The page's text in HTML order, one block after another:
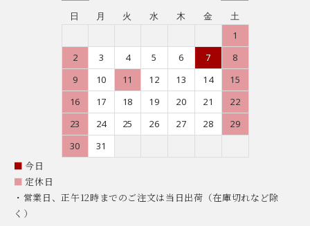
日 月 火 水 木 金
土
1
2
3 4 5 6 7
8
9
10 11 12 13 14
15
16
17 18 19 20 21
22
23
24 25 26 27 28
29
30
31
■ 今日
■ 定休日
・営業日、正午12時までのご注文は当日出荷（在庫切れなど除
く）